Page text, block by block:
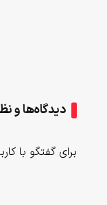
دیدگاه‌ها و
برای گفتگو با